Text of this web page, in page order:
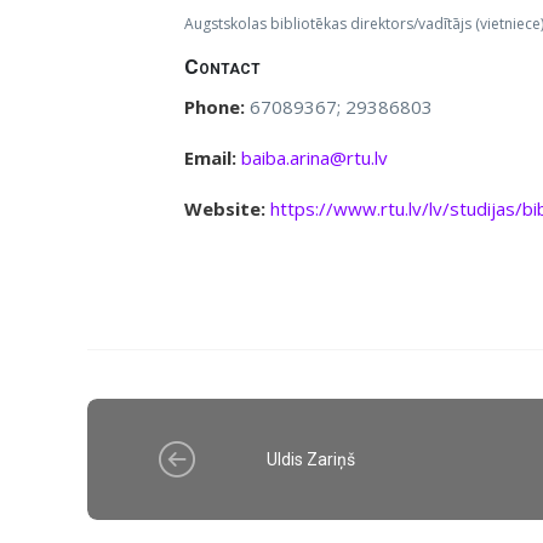
Augstskolas bibliotēkas direktors/vadītājs (vietniece)
Contact
Phone: 67089367; 29386803
Email: baiba.arina@rtu.lv
Website: https://www.rtu.lv/lv/studijas/
Uldis Zariņš